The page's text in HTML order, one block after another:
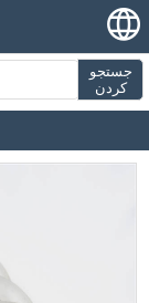
جستجو
کردن